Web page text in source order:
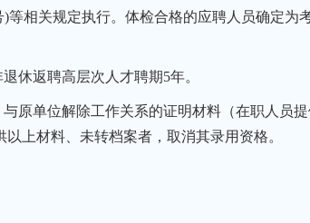
等相关规定执行。体检合格的应聘人员确定为
休返聘高层次人才聘期5年。
原单位解除工作关系的证明材料（在职人员提
上材料、未转档案者，取消其录用资格。